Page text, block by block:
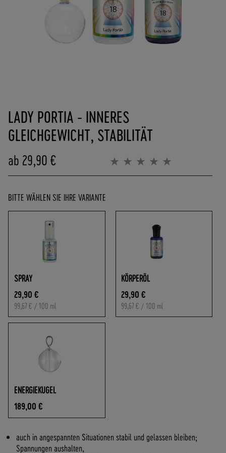
4
0
-
0
O
0
W
R
der
Bildergalerie
springen
LADY PORTIA - INNERES
GLEICHGEWICHT, STABILITÄT
ab 29,90 €
Bewertung:
BITTE WÄHLEN SIE IHRE VARIANTE
SPRAY
29,90 €
99,67 € / 100 ml
KÖRPERÖL
29,90 €
99,67 € / 100 ml
ENERGIEKUGEL
189,00 €
auch in angespannten Situationen stabil und gelassen bleiben;
Spannungen aushalten,